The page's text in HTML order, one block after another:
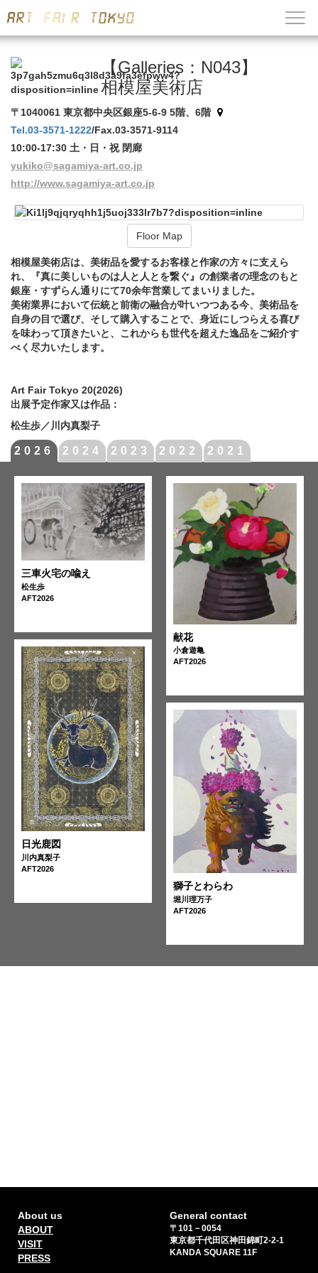
【Galleries：N043】
相模屋美術店
〒1040061 東京都中央区銀座5-6-9 5階、6階
Tel.03-3571-1222/Fax.03-3571-9114
10:00-17:30 土・日・祝 閉廊
yukiko@sagamiya-art.co.jp
http://www.sagamiya-art.co.jp
Floor Map
相模屋美術店は、美術品を愛するお客様と作家の方々に支えら
れ、『真に美しいものは人と人とを繋ぐ』の創業者の理念のもと
銀座・すずらん通りにて70余年営業してまいりました。
美術業界において伝統と前衛の融合が叶いつつある今、美術品を
自身の目で選び、そして購入することで、身近にしつらえる喜び
を味わって頂きたいと、これからも世代を超えた逸品をご紹介す
べく尽力いたします。
Art Fair Tokyo 20(2026)
出展予定作家又は作品：
松生歩／川内真梨子
2026 2024 2023 2022 2021
三車火宅の喩え
松生歩
AFT2026
日光鹿図
川内真梨子
AFT2026
献花
小倉遊亀
AFT2026
獅子とわらわ
堀川理万子
AFT2026
About us
ABOUT
VISIT
PRESS
General contact
〒101－0054
東京都千代田区神田錦町2-2-1
KANDA SQUARE 11F